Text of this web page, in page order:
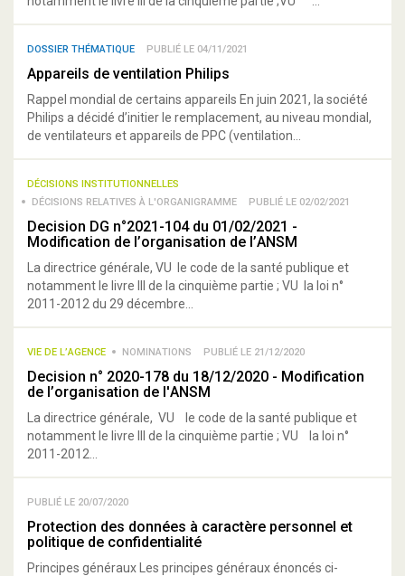
DOSSIER THÉMATIQUE PUBLIÉ LE 04/11/2021
Appareils de ventilation Philips
Rappel mondial de certains appareils En juin 2021, la société
Philips a décidé d’initier le remplacement, au niveau mondial,
de ventilateurs et appareils de PPC (ventilation...
DÉCISIONS INSTITUTIONNELLES
DÉCISIONS RELATIVES À L'ORGANIGRAMME
PUBLIÉ LE 02/02/2021
Decision DG n°2021-104 du 01/02/2021 -
Modification de l’organisation de l’ANSM
La directrice générale, VU le code de la santé publique et
notamment le livre III de la cinquième partie ; VU la loi n°
2011-2012 du 29 décembre...
VIE DE L’AGENCE NOMINATIONS PUBLIÉ LE 21/12/2020
Decision n° 2020-178 du 18/12/2020 - Modification
de l’organisation de l'ANSM
La directrice générale, VU le code de la santé publique et
notamment le livre III de la cinquième partie ; VU la loi n°
2011-2012...
PUBLIÉ LE 20/07/2020
Protection des données à caractère personnel et
politique de confidentialité
Principes généraux Les principes généraux énoncés ci-